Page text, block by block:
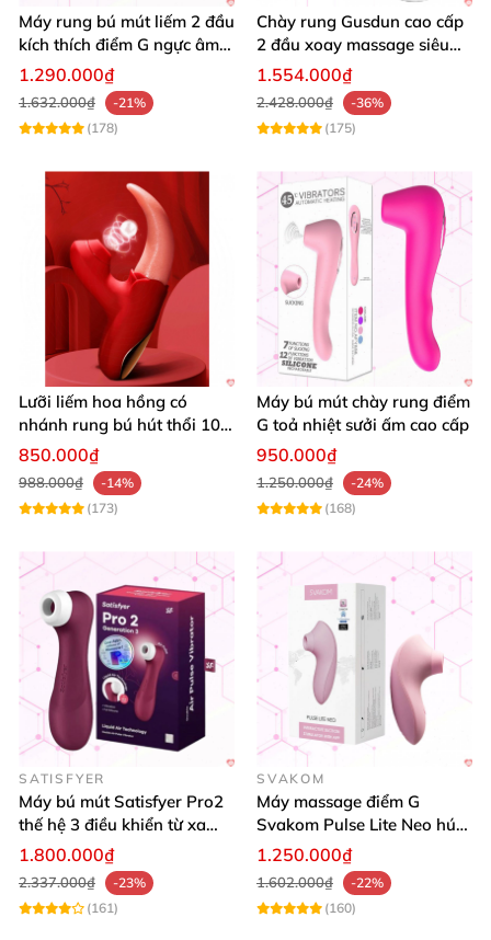
Máy rung bú mút liếm 2 đầu
kích thích điểm G ngực âm
đạo đa chế độ
1.290.000₫
1.632.000₫
-21%
(178)
Chày rung Gusdun cao cấp
2 đầu xoay massage siêu
mạnh cho nữ
1.554.000₫
2.428.000₫
-36%
(175)
Lưỡi liếm hoa hồng có
nhánh rung bú hút thổi 10
chế độ
850.000₫
988.000₫
-14%
(173)
Máy bú mút chày rung điểm
G toả nhiệt sưởi ấm cao cấp
950.000₫
1.250.000₫
-24%
(168)
SATISFYER
Máy bú mút Satisfyer Pro2
thế hệ 3 điều khiển từ xa
tiện lợi
1.800.000₫
2.337.000₫
-23%
(161)
SVAKOM
Máy massage điểm G
Svakom Pulse Lite Neo hút
sóng âm điều khiển
1.250.000₫
1.602.000₫
-22%
(160)